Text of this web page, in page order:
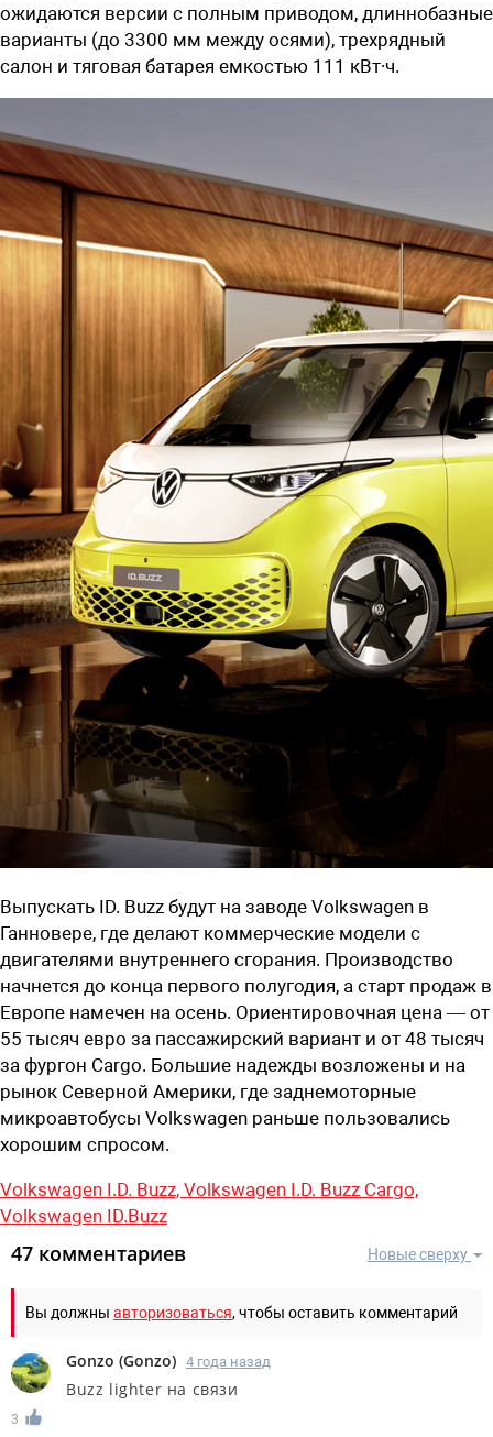
ожидаются версии с полным приводом, длиннобазные
варианты (до 3300 мм между осями), трехрядный
салон и тяговая батарея емкостью 111 кВт∙ч.
Выпускать ID. Buzz будут на заводе Volkswagen в
Ганновере, где делают коммерческие модели с
двигателями внутреннего сгорания. Производство
начнется до конца первого полугодия, а старт продаж в
Европе намечен на осень. Ориентировочная цена — от
55 тысяч евро за пассажирский вариант и от 48 тысяч
за фургон Cargo. Большие надежды возложены и на
рынок Северной Америки, где заднемоторные
микроавтобусы Volkswagen раньше пользовались
хорошим спросом.
Volkswagen I.D. Buzz, Volkswagen I.D. Buzz Cargo,
Volkswagen ID.Buzz
Новые сверху
47 комментариев
Вы должны авторизоваться, чтобы оставить комментарий
Gonzo (Gonzo) 4 года назад
Buzz lighter на связи
3